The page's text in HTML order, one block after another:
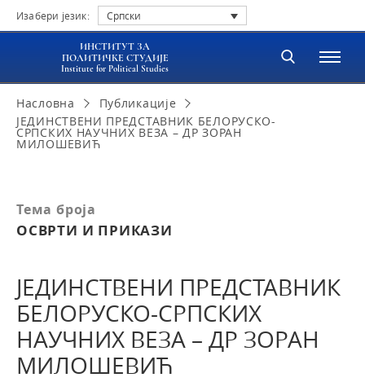
Изабери језик: Српски
ИНСТИТУТ ЗА
ПОЛИТИЧКЕ СТУДИЈЕ
Institute for Political Studies
Насловна
Публикације
ЈЕДИНСТВЕНИ ПРЕДСТАВНИК БЕЛОРУСКО-
СРПСКИХ НАУЧНИХ ВЕЗА – ДР ЗОРАН
МИЛОШЕВИЋ
Тема броја
ОСВРТИ И ПРИКАЗИ
ЈЕДИНСТВЕНИ ПРЕДСТАВНИК
БЕЛОРУСКО-СРПСКИХ
НАУЧНИХ ВЕЗА – ДР ЗОРАН
МИЛОШЕВИЋ